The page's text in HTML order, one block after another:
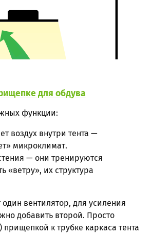
для обдува
функции:
воздух внутри тента —
микроклимат.
— они тренируются
«ветру», их структура
один вентилятор, для усиления
добавить второй. Просто
прищепкой к трубке каркаса тента